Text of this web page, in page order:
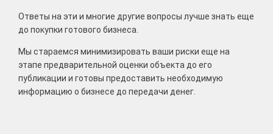
Ответы на эти и многие другие вопросы лучше знать еще
до покупки готового бизнеса.
Мы стараемся минимизировать ваши риски еще на
этапе предварительной оценки объекта до его
публикации и готовы предоставить необходимую
информацию о бизнесе до передачи денег.